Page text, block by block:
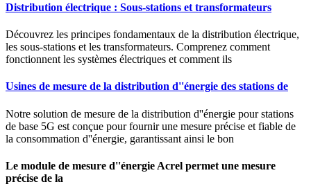
Distribution électrique : Sous-stations et transformateurs
Découvrez les principes fondamentaux de la distribution électrique,
les sous-stations et les transformateurs. Comprenez comment
fonctionnent les systèmes électriques et comment ils
Usines de mesure de la distribution d''énergie des stations de
Notre solution de mesure de la distribution d''énergie pour stations
de base 5G est conçue pour fournir une mesure précise et fiable de
la consommation d''énergie, garantissant ainsi le bon
Le module de mesure d''énergie Acrel permet une mesure
précise de la